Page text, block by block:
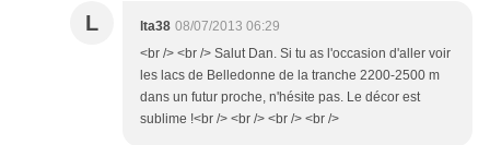
L lta38 08/07/2013 06:29
<br /> <br /> Salut Dan. Si tu as l'occasion d'aller voir
les lacs de Belledonne de la tranche 2200-2500 m
dans un futur proche, n'hésite pas. Le décor est
sublime !<br /> <br /> <br /> <br />